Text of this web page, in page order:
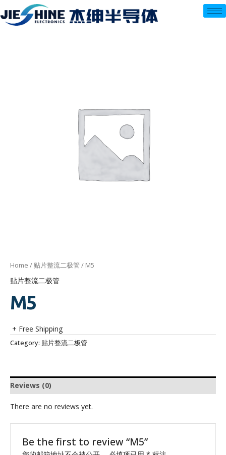
至
内
Home / 贴片整流二极管 / M5
贴片整流二极管
M5
+ Free Shipping
Category: 贴片整流二极管
Reviews (0)
There are no reviews yet.
Be the first to review “M5”